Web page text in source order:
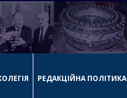
РЕДАКЦІЙНА ПОЛІТИКА